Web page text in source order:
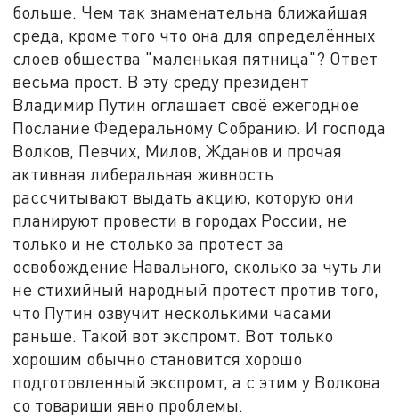
больше. Чем так знаменательна ближайшая
среда, кроме того что она для определённых
слоев общества "маленькая пятница"? Ответ
весьма прост. В эту среду президент
Владимир Путин оглашает своё ежегодное
Послание Федеральному Собранию. И господа
Волков, Певчих, Милов, Жданов и прочая
активная либеральная живность
рассчитывают выдать акцию, которую они
планируют провести в городах России, не
только и не столько за протест за
освобождение Навального, сколько за чуть ли
не стихийный народный протест против того,
что Путин озвучит несколькими часами
раньше. Такой вот экспромт. Вот только
хорошим обычно становится хорошо
подготовленный экспромт, а с этим у Волкова
со товарищи явно проблемы.